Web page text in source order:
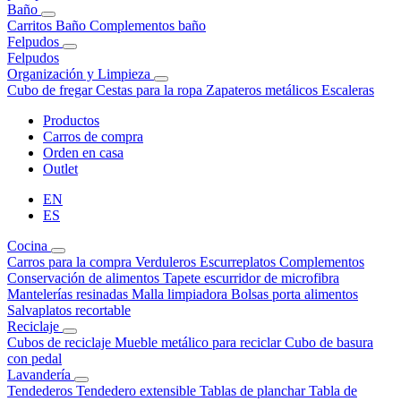
Baño
Carritos Baño Complementos baño
Felpudos
Felpudos
Organización y Limpieza
Cubo de fregarCestas para la ropa Zapateros metálicos Escaleras
Productos
Carros de compra
Orden en casa
Outlet
EN
ES
Cocina
Carros para la compra Verduleros Escurreplatos Complementos
Conservación de alimentos Tapete escurridor de microfibra
Mantelerías resinadas Malla limpiadora Bolsas porta alimentos
Salvaplatos recortable
Reciclaje
Cubos de reciclaje Mueble metálico para reciclarCubo de basura
con pedal
Lavandería
Tendederos Tendedero extensible Tablas de plancharTabla de